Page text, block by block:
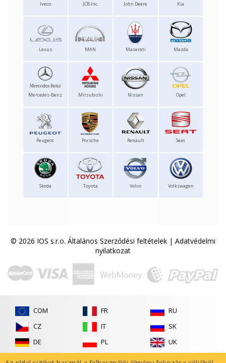
Iveco JCB Inc. John Deere Kia
Lexus MAN Maserati Mazda
Mercedes-Benz Mitsubishi Nissan Opel
Peugeot Porsche Renault Seat
Skoda Toyota Volvo Volkswagen
© 2026 IOS s.r.o. Általános Szerződési feltételek | Adatvédelmi
nyilatkozat
COM
CZ
DE
FR
IT
PL
RU
SK
UK